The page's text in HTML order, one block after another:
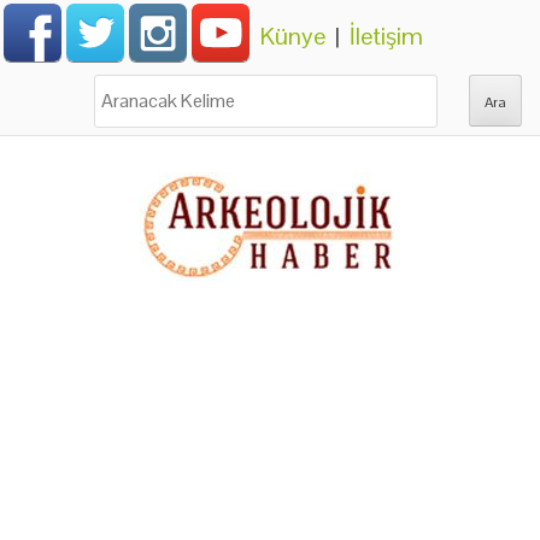
Künye | İletişim